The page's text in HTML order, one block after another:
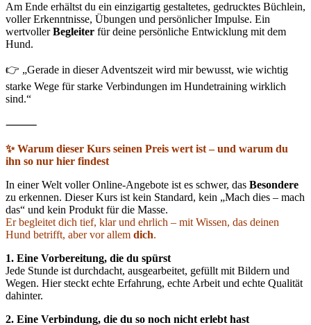
Am Ende erhältst du ein einzigartig gestaltetes, gedrucktes Büchlein,
voller Erkenntnisse, Übungen und persönlicher Impulse. Ein
wertvollerBegleiter für deine persönliche Entwicklung mit dem
Hund.
👉 „Gerade in dieser Adventszeit wird mir bewusst, wie wichtig
starke Wege für starke Verbindungen im Hundetraining wirklich
sind.“
⸻
✨ Warum dieser Kurs seinen Preis wert ist – und warum du
ihn so nur hier findest
In einer Welt voller Online-Angebote ist es schwer, das Besondere
zu erkennen. Dieser Kurs ist kein Standard, kein „Mach dies – mach
das“ und kein Produkt für die Masse.
Er begleitet dich tief, klar und ehrlich – mit Wissen, das deinen
Hund betrifft, aber vor allem dich.
1. Eine Vorbereitung, die du spürst
Jede Stunde ist durchdacht, ausgearbeitet, gefüllt mit Bildern und
Wegen. Hier steckt echte Erfahrung, echte Arbeit und echte Qualität
dahinter.
2. Eine Verbindung, die du so noch nicht erlebt hast